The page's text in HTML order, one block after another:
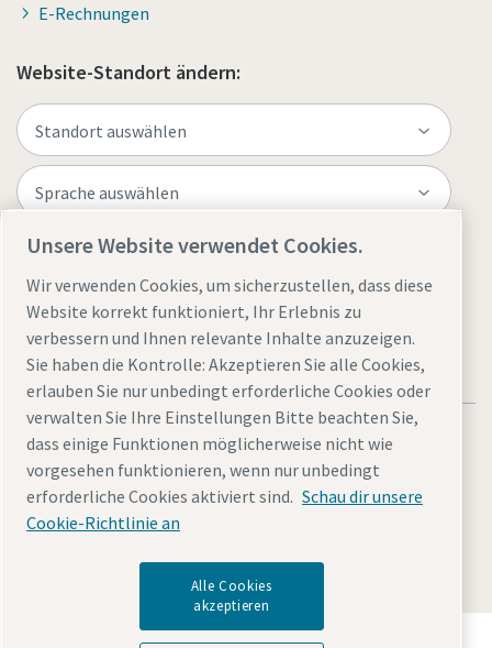
E-Rechnungen
Website-Standort ändern:
Website besuchen
Rechtliche Hinweise und Datenschutzerklärung
© 2026 Atlas Copco
Entdecken Sie, wie die Atlas Copco Group
Unsere Website verwendet Cookies.
Wir verwenden Cookies, um sicherzustellen, dass diese
Website korrekt funktioniert, Ihr Erlebnis zu
verbessern und Ihnen relevante Inhalte anzuzeigen.
Sie haben die Kontrolle: Akzeptieren Sie alle Cookies,
erlauben Sie nur unbedingt erforderliche Cookies oder
verwalten Sie Ihre Einstellungen Bitte beachten Sie,
dass einige Funktionen möglicherweise nicht wie
vorgesehen funktionieren, wenn nur unbedingt
erforderliche Cookies aktiviert sind. Schau dir unsere
Cookie-Richtlinie an
Alle Cookies
akzeptieren